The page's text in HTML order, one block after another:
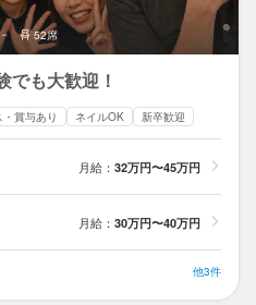
－ 52席
でも大歓迎！
賞与あり ネイルOK 新卒歓迎
月給： 32万円〜45万円
月給： 30万円〜40万円
他3件